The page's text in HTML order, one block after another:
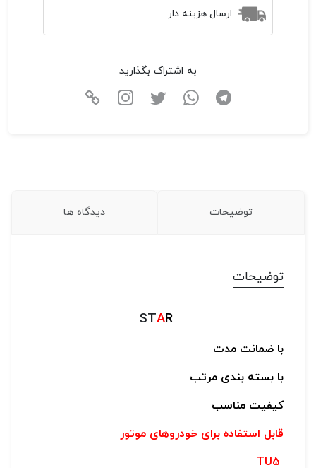
ارسال هزینه دار
به اشتراک بگذارید
توضیحات دیدگاه ها
توضیحات
STAR
با ضمانت مدت
با بسته بندی مرتب
کیفیت مناسب
قابل استفاده برای خودروهای موتور